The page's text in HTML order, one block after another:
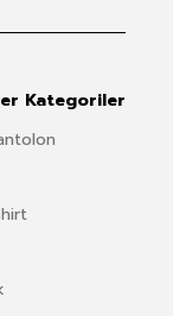
Kategoriler